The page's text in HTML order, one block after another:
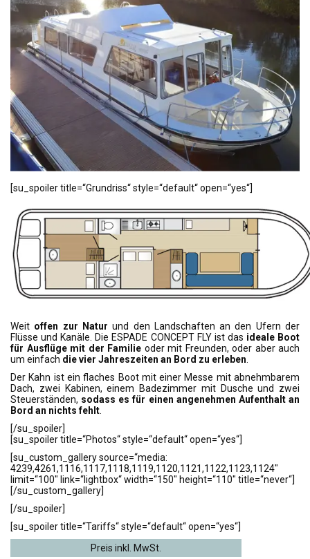
[su_spoiler title=“Grundriss“ style=“default“ open=“yes“]
Weit offen zur Natur und den Landschaften an den Ufern der
Flüsse und Kanäle. Die ESPADE CONCEPT FLY ist das ideale Boot
für Ausflüge mit der Familie oder mit Freunden, oder aber auch
um einfach die vier Jahreszeiten an Bord zu erleben
Der Kahn ist ein flaches Boot mit einer Messe mit abnehmbarem
Dach, zwei Kabinen, einem Badezimmer mit Dusche und zwei
Steuerständen, sodass es für einen angenehmen Aufenthalt an
Bord an nichts fehlt
[/su_spoiler]
[su_spoiler title=“Photos“ style=“default“ open=“yes“]
[su_custom_gallery source=“media:
4239,4261,1116,1117,1118,1119,1120,1121,1122,1123,1124″
limit=“100″ link=“lightbox“ width=“150″ height=“110″ title=“never“]
[/su_custom_gallery]
[/su_spoiler]
[su_spoiler title=“Tariffs“ style=“default“ open=“yes“]
Preis inkl. MwSt.